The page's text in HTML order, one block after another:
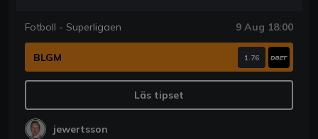
Fotboll - Superligaen 9 Aug 18:00
BLGM 1.76
Läs tipset
jewertsson